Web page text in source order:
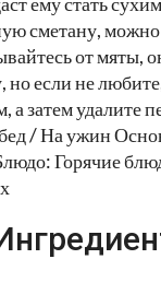
сметану,
от мяты,
но если не
а затем удалите
/ На ужин
Горячие